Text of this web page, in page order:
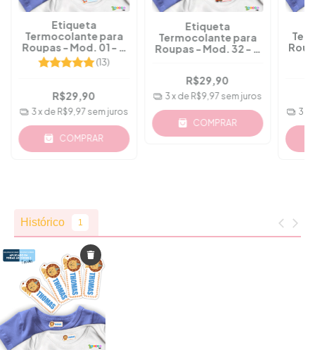
Etiqueta
Termocolante para
Roupas - Mod. 01 - A
Partir 36 Pçs
(13)
R$29,90
3x de R$9,97 sem juros
COMPRAR
Etiqueta
Termocolante para
Roupas - Mod. 32 - A
R$29,90
3x de R$9,97 sem juros
COMPRAR
3